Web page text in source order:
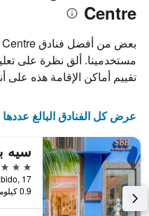
Centre
مستخدمينا. ألق نظرة على
تقييم أماكن الإقامة هذه على
عرض كل الفنادق البالغ عددها 1,114
4 نجوم
0.9 كيلومتر عن وسط المدينة